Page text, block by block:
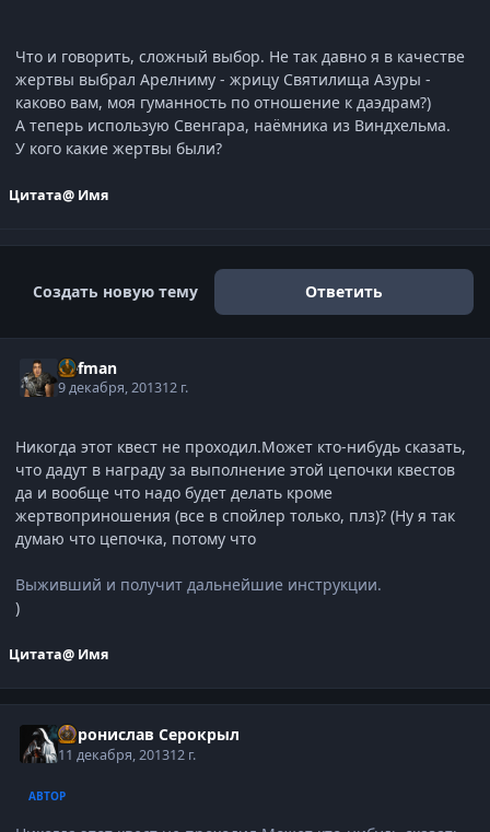
Что и говорить, сложный выбор. Не так давно я в качестве
жертвы выбрал Арелниму - жрицу Святилища Азуры -
каково вам, моя гуманность по отношение к даэдрам?)
А теперь использую Свенгара, наёмника из Виндхельма.
У кого какие жертвы были?
Цитата@ Имя
Создать новую тему Ответить
Defman
9 декабря, 201312 г.
Никогда этот квест не проходил.Может кто-нибудь сказать,
что дадут в награду за выполнение этой цепочки квестов
да и вообще что надо будет делать кроме
жертвоприношения (все в спойлер только, плз)? (Ну я так
думаю что цепочка, потому что
Выживший и получит дальнейшие инструкции.
)
Цитата@ Имя
Воронислав Серокрыл
11 декабря, 201312 г.
АВТОР